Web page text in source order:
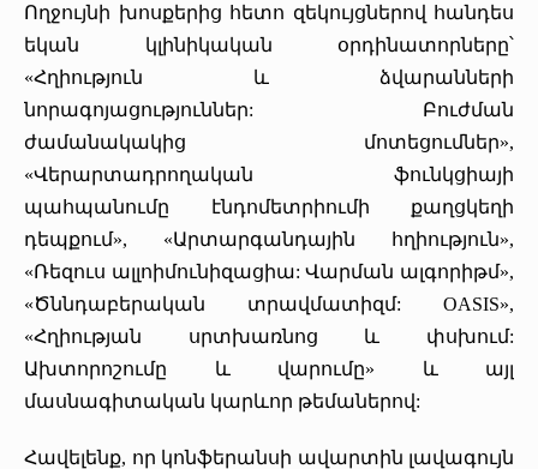
Ողջույնի խոսքերից հետո զեկույցներով հանդես
եկան կլինիկական օրդինատորները՝
«Հղիություն և ձվարանների
նորագոյացություններ: Բուժման
ժամանակակից մոտեցումներ»,
«Վերարտադրողական ֆունկցիայի
պահպանումը էնդոմետրիումի քաղցկեղի
դեպքում», «Արտարգանդային հղիություն»,
«Ռեզուս ալլոիմունիզացիա: Վարման ալգորիթմ»,
«Ծննդաբերական տրավմատիզմ: OASIS»,
«Հղիության սրտխառնոց և փսխում:
Ախտորոշումը և վարումը» և այլ
մասնագիտական կարևոր թեմաներով:
Հավելենք, որ կոնֆերանսի ավարտին լավագույն